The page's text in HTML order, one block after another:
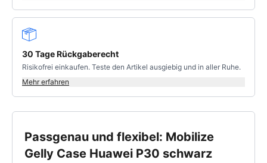
30 Tage Rückgaberecht
Risikofrei einkaufen. Teste den Artikel ausgiebig und in aller Ruhe.
Mehr erfahren
Passgenau und flexibel: Mobilize
Gelly Case Huawei P30 schwarz